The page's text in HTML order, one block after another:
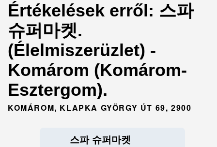
Értékelések erről: 스파
슈퍼마켓.
(Élelmiszerüzlet) -
Komárom (Komárom-
Esztergom).
KOMÁROM, KLAPKA GYÖRGY ÚT 69, 2900
스파 슈퍼마켓